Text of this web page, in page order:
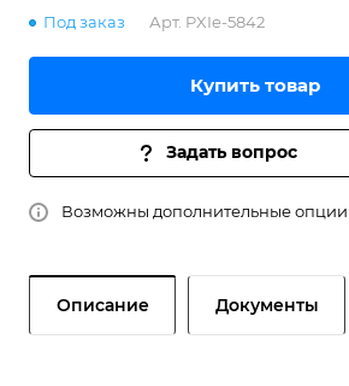
Под заказ Арт. PXIe-5842
Купить товар
Задать вопрос
Возможны дополнительные опции
Описание Документы